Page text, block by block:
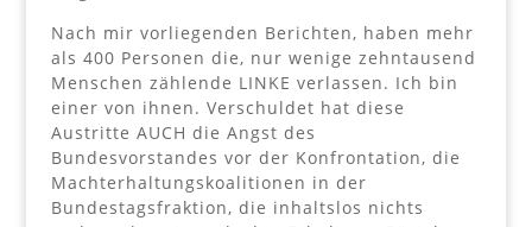
Nach mir vorliegenden Berichten, haben mehr
als 400 Personen die, nur wenige zehntausend
Menschen zählende LINKE verlassen. Ich bin
einer von ihnen. Verschuldet hat diese
Austritte AUCH die Angst des
Bundesvorstandes vor der Konfrontation, die
Machterhaltungskoalitionen in der
Bundestagsfraktion, die inhaltslos nichts